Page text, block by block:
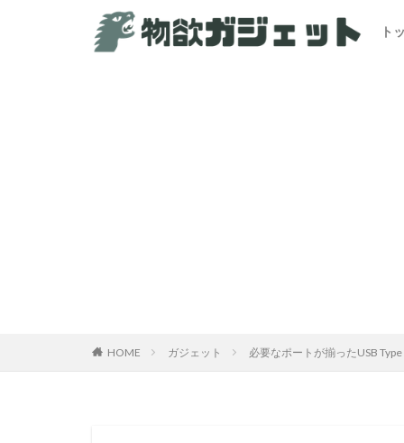
ト
HOME ガジェット 必要なポートが揃ったUSB